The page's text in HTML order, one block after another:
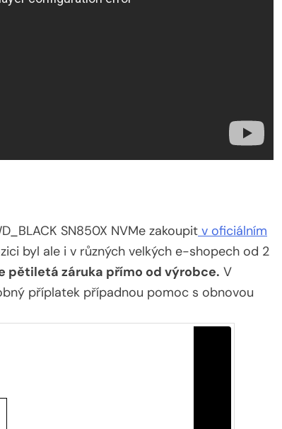
SN850X NVMe zakoupit v oficiálním
byl ale i v různých velkých e-shopech od 2
pětiletá záruka přímo od výrobce. V
příplatek případnou pomoc s obnovou